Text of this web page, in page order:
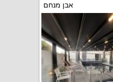
אבן מנחם